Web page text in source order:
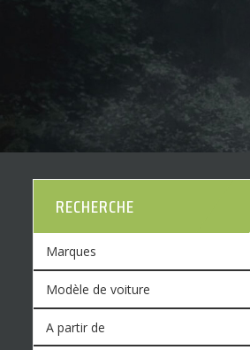
RECHERCHE